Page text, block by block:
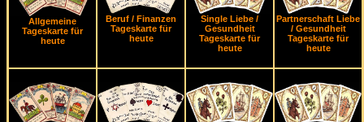
Allgemeine
Tageskarte für
heute
Beruf / Finanzen
Tageskarte für
heute
Single Liebe /
Gesundheit
Tageskarte für
heute
Partnerschaft Liebe
/ Gesundheit
Tageskarte für
heute